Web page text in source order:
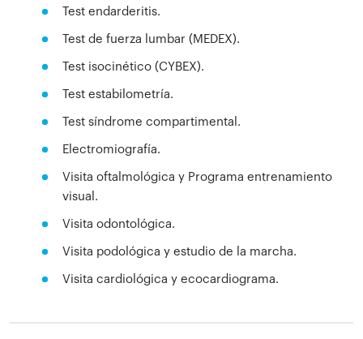
Test endarderitis.
Test de fuerza lumbar (MEDEX).
Test isocinético (CYBEX).
Test estabilometría.
Test síndrome compartimental.
Electromiografía.
Visita oftalmológica y Programa entrenamiento
visual.
Visita odontológica.
Visita podológica y estudio de la marcha.
Visita cardiológica y ecocardiograma.